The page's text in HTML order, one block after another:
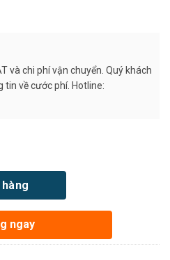
và chi phí vận chuyển. Quý khách
tin về cước phí. Hotline:
ngay